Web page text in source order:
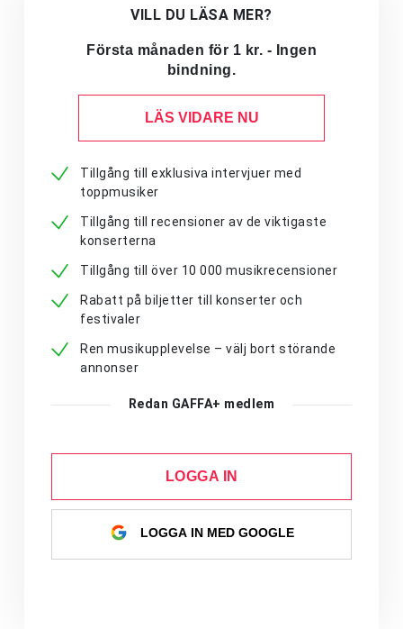
VILL DU LÄSA MER?
Första månaden för 1 kr. - Ingen
bindning.
LÄS VIDARE NU
Tillgång till exklusiva intervjuer med
toppmusiker
Tillgång till recensioner av de viktigaste
konserterna
Tillgång till över 10 000 musikrecensioner
Rabatt på biljetter till konserter och
festivaler
Ren musikupplevelse – välj bort störande
annonser
Redan GAFFA+ medlem
LOGGA IN
LOGGA IN MED GOOGLE